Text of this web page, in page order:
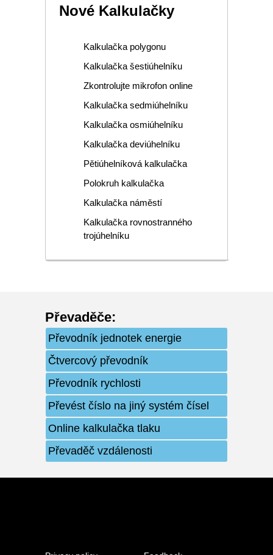
Nové Kalkulačky
Kalkulačka polygonu
Kalkulačka šestiúhelníku
Zkontrolujte mikrofon online
Kalkulačka sedmiúhelníku
Kalkulačka osmiúhelníku
Kalkulačka deviúhelníku
Pětiúhelníková kalkulačka
Polokruh kalkulačka
Kalkulačka náměstí
Kalkulačka rovnostranného
trojúhelníku
Převaděče:
Převodník jednotek energie
Čtvercový převodník
Převodník rychlosti
Převést číslo na jiný systém čísel
Online kalkulačka tlaku
Převaděč vzdálenosti